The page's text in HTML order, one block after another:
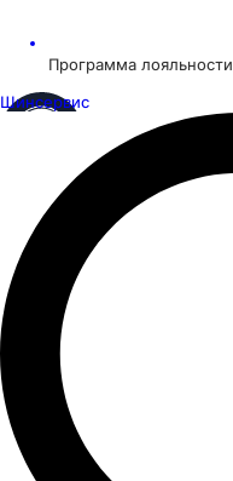
Программа лояльности
Шинсервис